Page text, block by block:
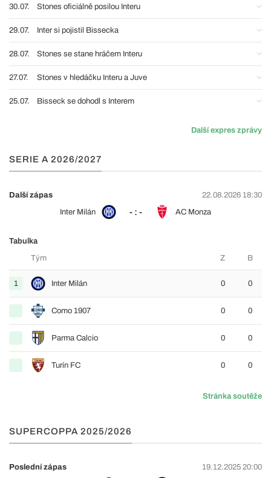
30.07. Stones oficiálně posilou Interu
29.07. Inter si pojistil Bissecka
28.07. Stones se stane hráčem Interu
27.07. Stones v hledáčku Interu a Juve
25.07. Bisseck se dohodl s Interem
Další expres zprávy
SERIE A 2026/2027
Další zápas
22.08.2026 18:30
Inter Milán
- : - AC Monza
Tabulka
Tým
Z B
1 Inter Milán 0 0
Como 1907 0 0
Parma Calcio 0 0
Turín FC 0 0
Stránka soutěže
SUPERCOPPA 2025/2026
Poslední zápas
19.12.2025 20:00